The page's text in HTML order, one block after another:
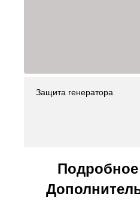
Защита генератора